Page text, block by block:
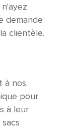
demande
clientèle.
à nos
pour
à leur